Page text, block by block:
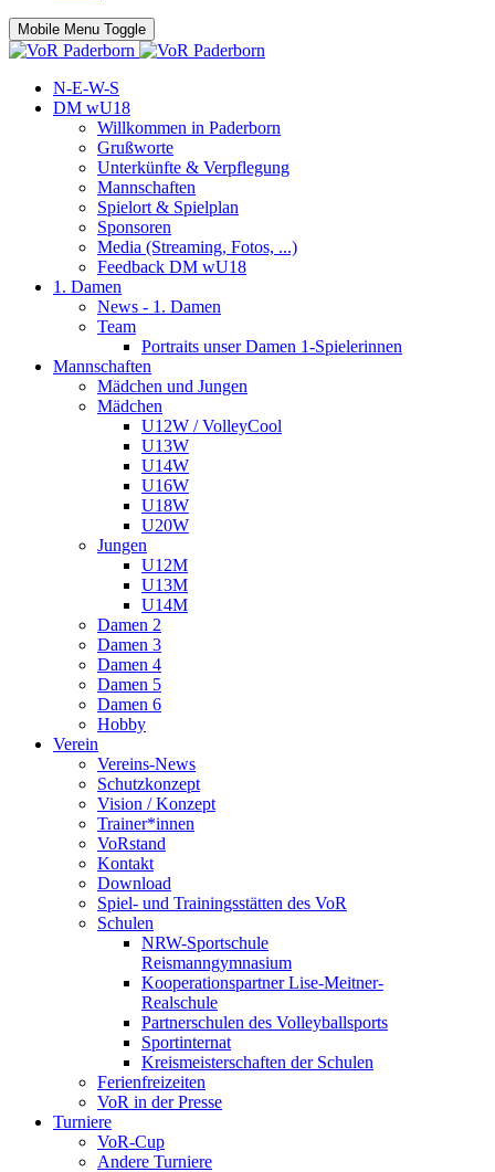
Mobile Menu Toggle
N-E-W-S
DM wU18
Willkommen in Paderborn
Grußworte
Unterkünfte & Verpflegung
Mannschaften
Spielort & Spielplan
Sponsoren
Media (Streaming, Fotos, ...)
Feedback DM wU18
1. Damen
News - 1. Damen
Team
Portraits unser Damen 1-Spielerinnen
Mannschaften
Mädchen und Jungen
Mädchen
U12W / VolleyCool
U13W
U14W
U16W
U18W
U20W
Jungen
U12M
U13M
U14M
Damen 2
Damen 3
Damen 4
Damen 5
Damen 6
Hobby
Verein
Vereins-News
Schutzkonzept
Vision / Konzept
Trainer*innen
VoRstand
Kontakt
Download
Spiel- und Trainingsstätten des VoR
Schulen
NRW-Sportschule
Reismanngymnasium
Kooperationspartner Lise-Meitner-
Realschule
Partnerschulen des Volleyballsports
Sportinternat
Kreismeisterschaften der Schulen
Ferienfreizeiten
VoR in der Presse
Turniere
VoR-Cup
Andere Turniere